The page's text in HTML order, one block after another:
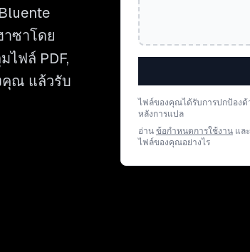
าซาโดย
ไฟล์ PDF,
คุณ แล้วรับ
ไฟล์ของคุณได้รับการปกป้อง
หลังการแปล
อ่านข้อกำหนดการใช้งาน และ
ไฟล์ของคุณอย่างไร